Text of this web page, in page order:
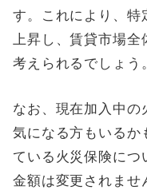
す。これにより、特
上昇し、賃貸市場全
考えられるでしょう。
なお、現在加入中の
気になる方もいるか
ている火災保険につ
金額は変更されませ